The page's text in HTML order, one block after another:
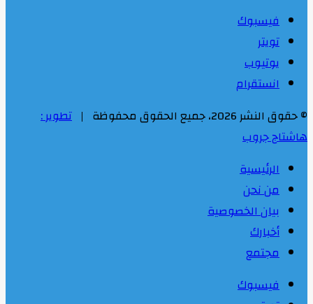
فيسبوك
تويتر
يوتيوب
انستقرام
© حقوق النشر 2026، جميع الحقوق محفوظة |
تطوير :
هاشتاج جروب
الرئيسية
من نحن
بيان الخصوصية
أخبارك
مجتمع
فيسبوك